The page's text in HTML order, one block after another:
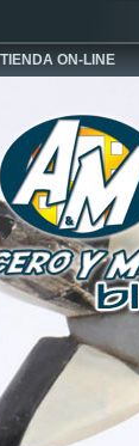
TIENDA ON-LINE